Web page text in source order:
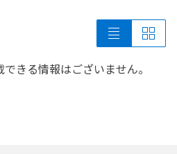
きる情報はございません。